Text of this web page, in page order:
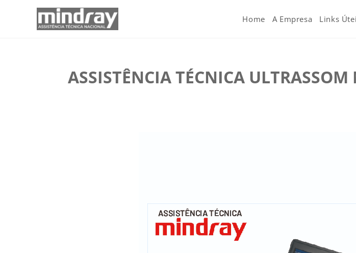
Home A Empresa Links
ASSISTÊNCIA TÉCNICA